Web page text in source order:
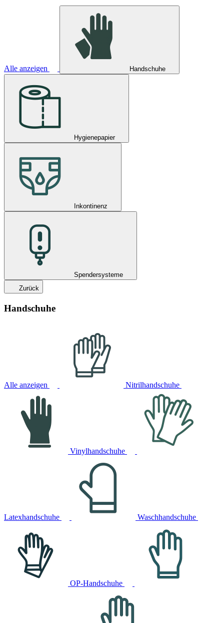
Alle anzeigen Handschuhe
Hygienepapier
Inkontinenz
Spendersysteme
Zurück
Handschuhe
Alle anzeigen Nitrilhandschuhe
Vinylhandschuhe
Latexhandschuhe Waschhandschuhe
OP-Handschuhe